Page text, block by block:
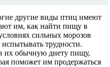
другие виды птиц имеют
им, как найти пищу в
сильных морозов
трудности.
их обычную диету пищу,
поможет им продержаться